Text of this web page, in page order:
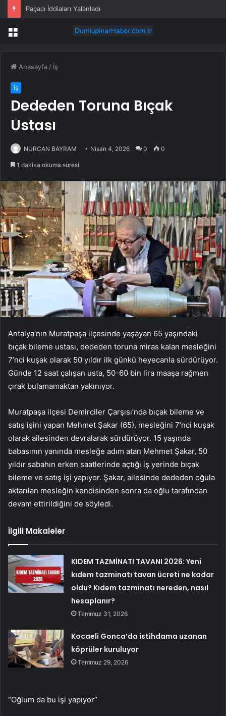
Paçacı İddiaları Yalanladı
Menü
Anasayfa / İş
İş
Dededen Toruna Bıçak
Ustası
NURCAN BAYRAM Nisan 4, 2026 0 0
1 dakika okuma süresi
Antalya’nın Muratpaşa ilçesinde yaşayan 65 yaşındaki
bıçak bileme ustası, dededen toruna miras kalan mesleğini
7’nci kuşak olarak 50 yıldır ilk günkü heyecanla sürdürüyor.
Günde 12 saat çalışan usta, 50-60 bin lira maaşa rağmen
çırak bulamamaktan yakınıyor.
Muratpaşa ilçesi Demirciler Çarşısı’nda bıçak bileme ve
satış işini yapan Mehmet Şakar (65), mesleğini 7’nci kuşak
olarak ailesinden devralarak sürdürüyor. 15 yaşında
babasının yanında mesleğe adım atan Mehmet Şakar, 50
yıldır sabahın erken saatlerinde açtığı iş yerinde bıçak
bileme ve satış işi yapıyor. Şakar, ailesinde dededen oğula
aktarılan mesleğin kendisinden sonra da oğlu tarafından
devam ettirildiğini de söyledi.
İlgili Makaleler
KIDEM TAZMİNATI TAVANI 2026: Yeni
kıdem tazminatı tavan ücreti ne kadar
oldu? Kıdem tazminatı nereden, nasıl
hesaplanır?
Temmuz 31, 2026
Kocaeli Gonca’da istihdama uzanan
köprüler kuruluyor
Temmuz 29, 2026
“Oğlum da bu işi yapıyor”